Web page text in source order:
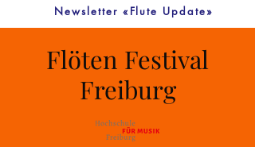
Newsletter «Flute Update»
Flöten Festival
Freiburg